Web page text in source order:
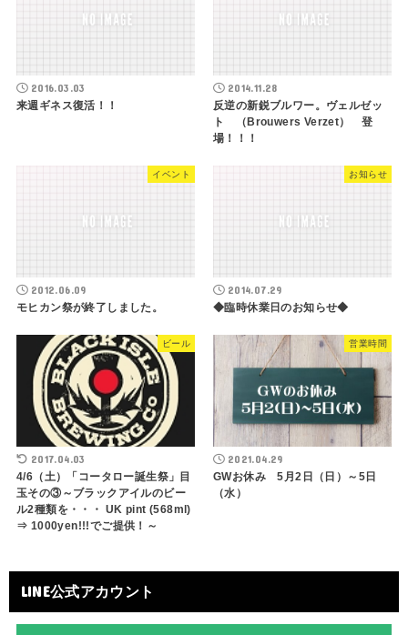
2016.03.03
来週ギネス復活！！
2014.11.28
反逆の新鋭ブルワー。ヴェルゼッ
ト （Brouwers Verzet） 登
場！！！
イベント
2012.06.09
モヒカン祭が終了しました。
お知らせ
2014.07.29
◆臨時休業日のお知らせ◆
ビール
2017.04.03
4/6（土）「コータロー誕生祭」目
玉その③～ブラックアイルのビー
ル2種類を・・・ UK pint (568ml)
⇒ 1000yen!!!でご提供！～
営業時間
2021.04.29
GWお休み 5月2日（日）～5日
（水）
LINE公式アカウント